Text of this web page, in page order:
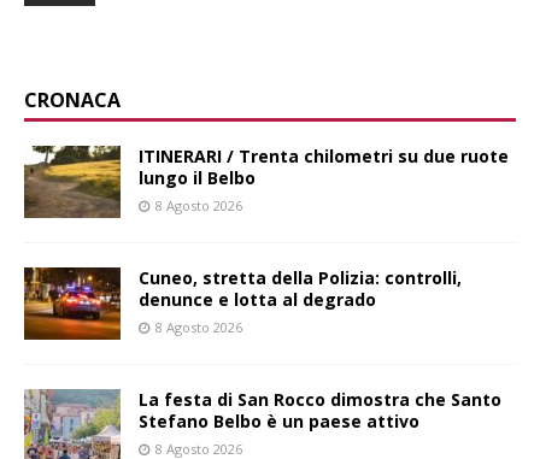
CRONACA
ITINERARI / Trenta chilometri su due ruote
lungo il Belbo
8 Agosto 2026
Cuneo, stretta della Polizia: controlli,
denunce e lotta al degrado
8 Agosto 2026
La festa di San Rocco dimostra che Santo
Stefano Belbo è un paese attivo
8 Agosto 2026